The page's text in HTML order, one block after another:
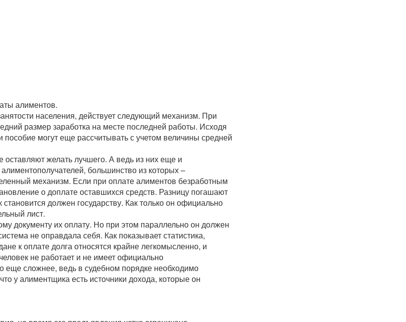
алиментов.
населения, действует следующий механизм. При
размер заработка на месте последней работы. Исходя
могут еще рассчитывать с учетом величины средней
желать лучшего. А ведь из них еще и
большинство из которых –
механизм. Если при оплате алиментов безработным
о доплате оставшихся средств. Разницу погашают
должен государству. Как только он официально
лист.
документу их оплату. Но при этом параллельно он должен
не оправдала себя. Как показывает статистика,
к оплате долга относятся крайне легкомысленно, и
не работает и не имеет официально
еще сложнее, ведь в судебном порядке необходимо
у алиментщика есть источники дохода, которые он